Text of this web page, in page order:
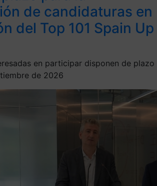
de candidaturas en
del Top 101 Spain Up
en participar disponen de plazo
de 2026